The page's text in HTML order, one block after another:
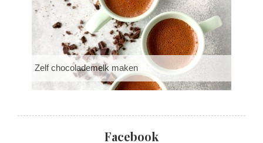
Zelf chocolademelk maken
Facebook